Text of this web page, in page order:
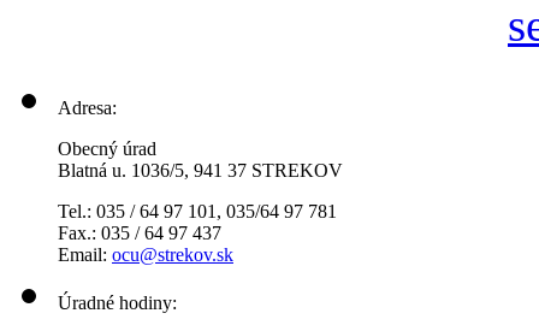
Adresa:
Obecný úrad
Blatná u. 1036/5, 941 37 STREKOV
Tel.: 035 / 64 97 101, 035/64 97 781
Fax.: 035 / 64 97 437
Email: ocu@strekov.sk
Úradné hodiny: